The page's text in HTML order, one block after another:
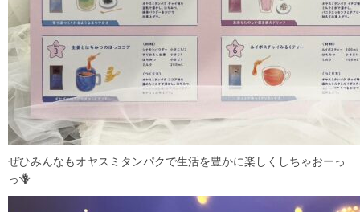
ぜひみんなもオヤスミタンパクで生活を豊かに楽しくしちゃおーっ
っ🪻